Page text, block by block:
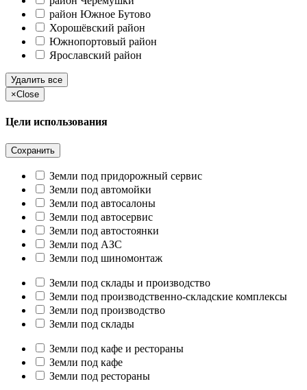
район Южное Бутово
Хорошёвский район
Южнопортовый район
Ярославский район
Удалить все
×Close
Цели использования
Сохранить
Земли под придорожный сервис
Земли под автомойки
Земли под автосалоны
Земли под автосервис
Земли под автостоянки
Земли под АЗС
Земли под шиномонтаж
Земли под склады и производство
Земли под производственно-складские комплексы
Земли под производство
Земли под склады
Земли под кафе и рестораны
Земли под кафе
Земли под рестораны